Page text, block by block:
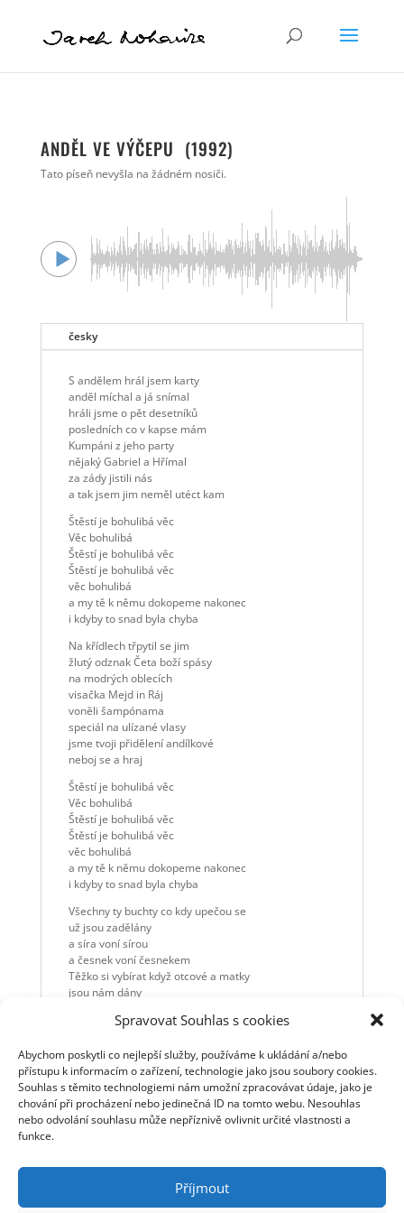
Spravovat Souhlas s cookies
Abychom poskytli co nejlepší služby, používáme k ukládání a/nebo
přístupu k informacím o zařízení, technologie jako jsou soubory cookies.
Souhlas s těmito technologiemi nám umožní zpracovávat údaje, jako je
chování při procházení nebo jedinečná ID na tomto webu. Nesouhlas
nebo odvolání souhlasu může nepříznivě ovlivnit určité vlastnosti a
funkce.
Příjmout
ANDĚL VE VÝČEPU (1992)
Tato píseň nevyšla na žádném nosiči.
česky
S andělem hrál jsem karty
anděl míchal a já snímal
hráli jsme o pět desetníků
posledních co v kapse mám
Kumpáni z jeho party
nějaký Gabriel a Hřímal
za zády jistili nás
a tak jsem jim neměl utéct kam
Štěstí je bohulibá věc
Věc bohulibá
Štěstí je bohulibá věc
Štěstí je bohulibá věc
věc bohulibá
a my tě k němu dokopeme nakonec
i kdyby to snad byla chyba
Na křídlech třpytil se jim
žlutý odznak Četa boží spásy
na modrých oblecích
visačka Mejd in Ráj
voněli šampónama
speciál na ulízané vlasy
jsme tvoji přidělení andílkové
neboj se a hraj
Štěstí je bohulibá věc
Věc bohulibá
Štěstí je bohulibá věc
Štěstí je bohulibá věc
věc bohulibá
a my tě k němu dokopeme nakonec
i kdyby to snad byla chyba
Všechny ty buchty co kdy upečou se
už jsou zadělány
a síra voní sírou
a česnek voní česnekem
Těžko si vybírat když otcové a matky
jsou nám dány
pasuje se s člověkem
Štěstí je bohulibá věc
Věc bohulibá
Štěstí je bohulibá věc
Štěstí je bohulibá věc
věc bohulibá